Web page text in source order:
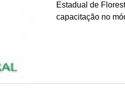
Estadual de
capacitação no